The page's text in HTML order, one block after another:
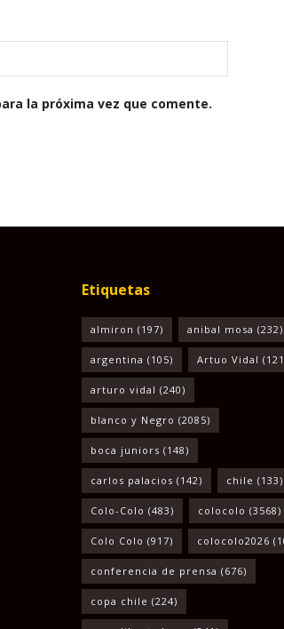
la próxima vez que comente.
Etiquetas
almiron (197) anibal mosa (232)
argentina (105) Artuo Vidal
arturo vidal (240)
blanco y Negro (2085)
boca juniors (148)
carlos palacios (142) chile (133)
Colo-Colo (483) colocolo (3568)
Colo Colo (917) colocolo2026
conferencia de prensa (676)
copa chile (224)